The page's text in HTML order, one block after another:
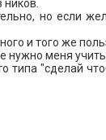
но если
и того же
нужно меня
типа "сделай